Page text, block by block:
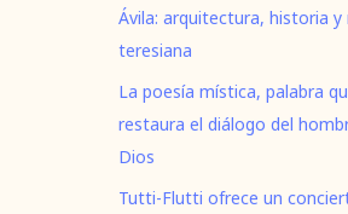
Ávila: arquitectura, historia
teresiana
La poesía mística, palabra
restaura el diálogo del
Dios
Tutti-Flutti ofrece un